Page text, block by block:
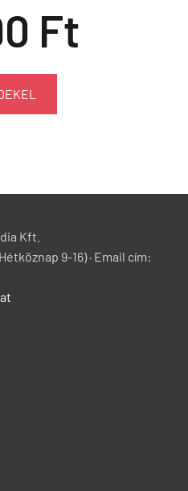
Ft
Kft.
9-16) · Email cím: